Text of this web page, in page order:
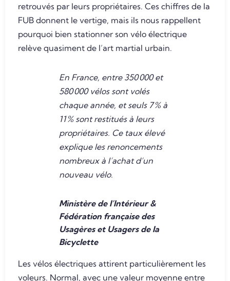
retrouvés par leurs propriétaires. Ces chiffres de la
FUB donnent le vertige, mais ils nous rappellent
pourquoi bien stationner son vélo électrique
relève quasiment de l’art martial urbain.
En France, entre 350 000 et
580 000 vélos sont volés
chaque année, et seuls 7 % à
11 % sont restitués à leurs
propriétaires. Ce taux élevé
explique les renoncements
nombreux à l’achat d’un
nouveau vélo.
Ministère de l’Intérieur &
Fédération française des
Usagères et Usagers de la
Bicyclette
Les vélos électriques attirent particulièrement les
voleurs. Normal, avec une valeur moyenne entre